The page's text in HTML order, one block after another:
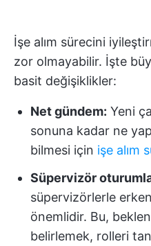
İşe alım sürecini
zor olmayabilir. İşte
basit değişiklikler:
Net gündem: Yeni
sonuna kadar ne
bilmesi için işe alım
Süpervizör
süpervizörlerle
önemlidir. Bu,
belirlemek, rolleri